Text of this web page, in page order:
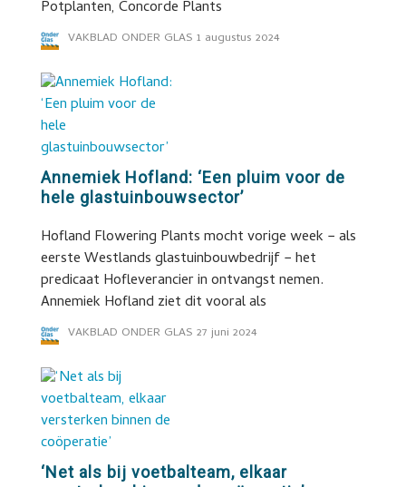
Potplanten, Concorde Plants
VAKBLAD ONDER GLAS 1 augustus 2024
Annemiek Hofland: ‘Een pluim voor de
hele glastuinbouwsector’
Hofland Flowering Plants mocht vorige week − als
eerste Westlands glastuinbouwbedrijf − het
predicaat Hofleverancier in ontvangst nemen.
Annemiek Hofland ziet dit vooral als
VAKBLAD ONDER GLAS 27 juni 2024
‘Net als bij voetbalteam, elkaar